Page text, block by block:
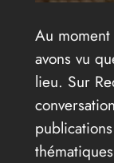
Au
avons vu
lieu. Sur